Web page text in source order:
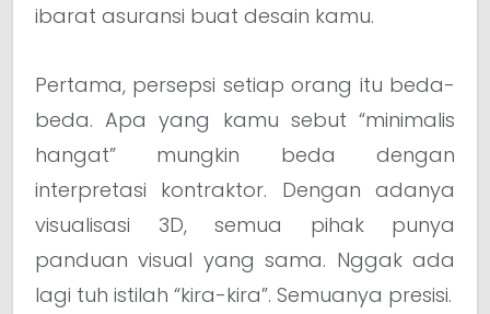
ibarat asuransi buat desain kamu.
Pertama, persepsi setiap orang itu beda-
beda. Apa yang kamu sebut “minimalis
hangat” mungkin beda dengan
interpretasi kontraktor. Dengan adanya
visualisasi 3D, semua pihak punya
panduan visual yang sama. Nggak ada
lagi tuh istilah “kira-kira”. Semuanya presisi.